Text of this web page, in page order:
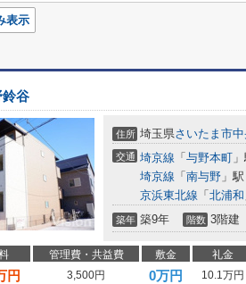
表示
鈴谷
住所 埼玉県さいたま市
交通 埼京線 「 与野本町
埼京線 「 南与野 」
京浜東北線 「 北浦和
築年 築9年 階数 3階建
管理費・共益費 敷金 礼金
円 3,500円 0万円 10.1万円